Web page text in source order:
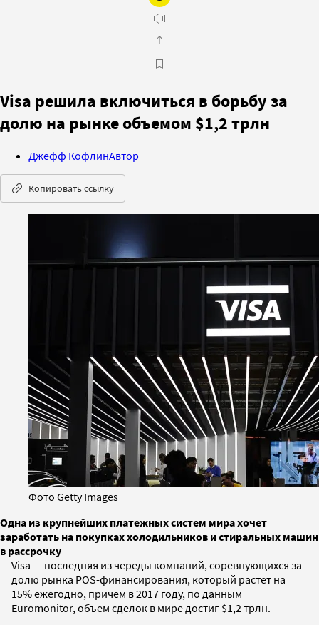
Visa решила включиться в борьбу за
долю на рынке объемом $1,2 трлн
Джефф КофлинАвтор
Копировать ссылку
Фото Getty Images
Одна из крупнейших платежных систем мира хочет
заработать на покупках холодильников и стиральных машин
в рассрочку
Visa — последняя из череды компаний, соревнующихся за
долю рынка POS-финансирования, который растет на
15% ежегодно, причем в 2017 году, по данным
Euromonitor, объем сделок в мире достиг $1,2 трлн.